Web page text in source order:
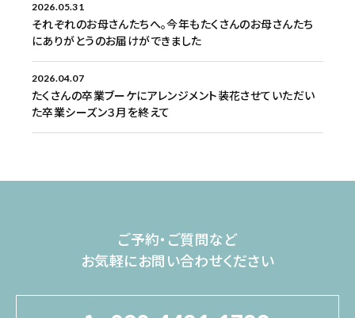
2026.05.31
それぞれのお母さんたちへ。今年もたくさんのお母さんたち
にありがとうのお届けができました
2026.04.07
たくさんの卒業ブーケにアレンジメント装花させていただい
た卒業シーズン３月を終えて
ご予約・ご質問など
お気軽にお問い合わせください